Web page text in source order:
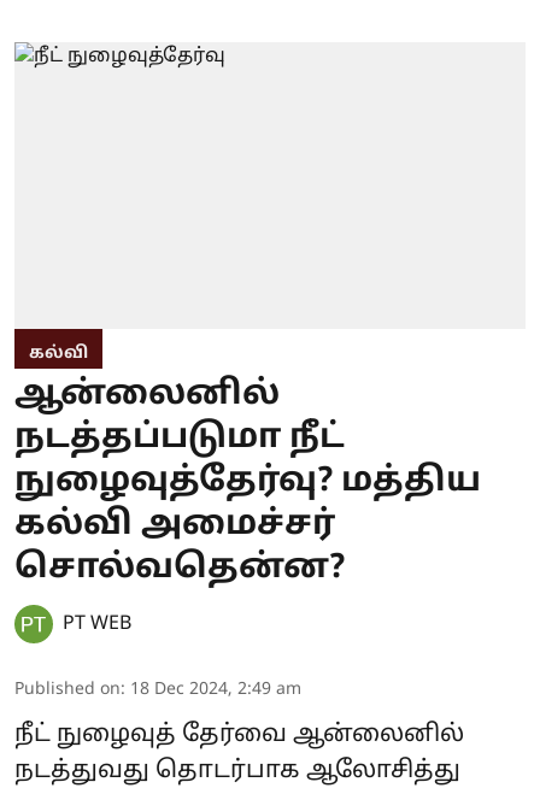
கல்வி
ஆன்லைனில்
நடத்தப்படுமா நீட்
நுழைவுத்தேர்வு? மத்திய
கல்வி அமைச்சர்
சொல்வதென்ன?
PT WEB
Published on: 18 Dec 2024, 2:49 am
நீட் நுழைவுத் தேர்வை ஆன்லைனில்
நடத்துவது தொடர்பாக ஆலோசித்து